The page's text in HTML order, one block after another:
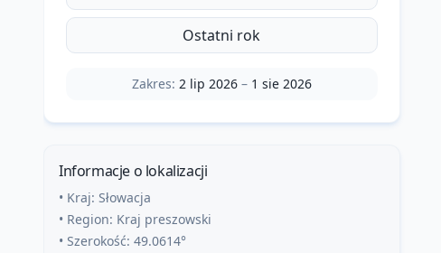
Ostatni rok
Zakres: 2 lip 2026– 1 sie 2026
Informacje o lokalizacji
• Kraj: Słowacja
• Region: Kraj preszowski
• Szerokość: 49.0614°